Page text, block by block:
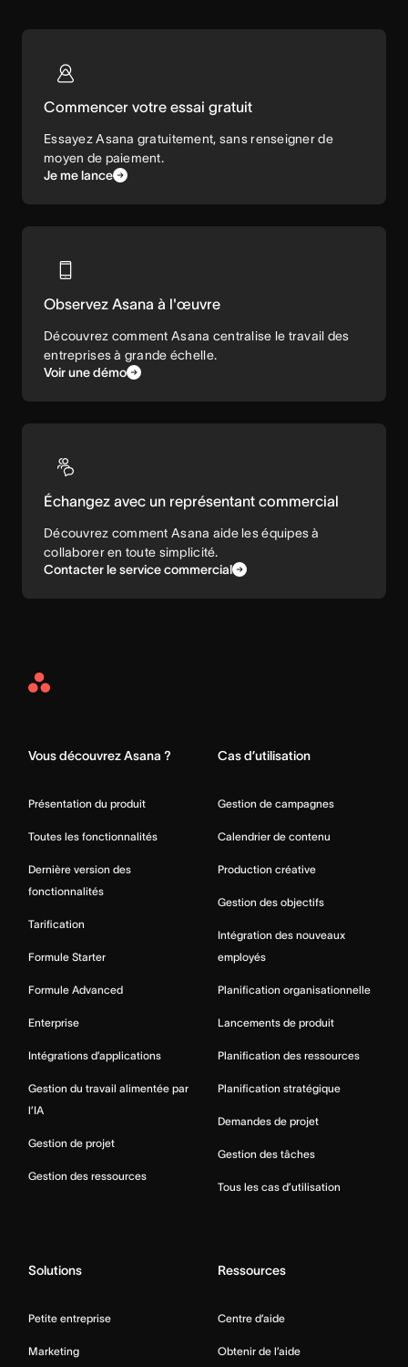
Commencer votre essai gratuit
Essayez Asana gratuitement, sans renseigner de
moyen de paiement.
Je me lance
Observez Asana à l'œuvre
Découvrez comment Asana centralise le travail des
entreprises à grande échelle.
Voir une démo
Échangez avec un représentant commercial
Découvrez comment Asana aide les équipes à
collaborer en toute simplicité.
Contacter le service commercial
Asana
Vous découvrez Asana ?
Présentation du produit
Toutes les fonctionnalités
Dernière version des
fonctionnalités
Tarification
Formule Starter
Formule Advanced
Enterprise
Intégrations d’applications
Gestion du travail alimentée par
l’IA
Gestion de projet
Gestion des ressources
Cas d’utilisation
Gestion de campagnes
Calendrier de contenu
Production créative
Gestion des objectifs
Intégration des nouveaux
employés
Planification organisationnelle
Lancements de produit
Planification des ressources
Planification stratégique
Demandes de projet
Gestion des tâches
Tous les cas d’utilisation
Solutions
Petite entreprise
Marketing
Ressources
Centre d’aide
Obtenir de l’aide